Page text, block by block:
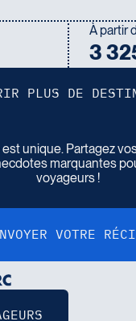
À partir
3
rtagez votre récit de voya
unique. Partagez
marquantes
voyageurs !